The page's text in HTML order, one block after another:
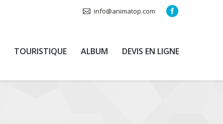
info@animatop.com
TOURISTIQUE ALBUM DEVIS EN LIGNE